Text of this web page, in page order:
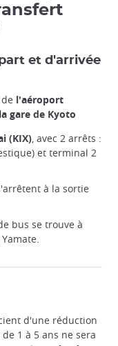
et d'arrivée
l'aéroport
la gare de Kyoto
(KIX), avec 2 arrêts :
et terminal 2
à la sortie
bus se trouve à
d'une réduction
1 à 5 ans ne sera